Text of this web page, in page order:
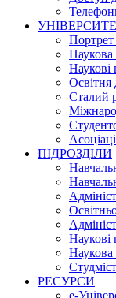
Наукова
Наукові
Освітня
Сталий
ПІДРОЗДІЛИ
Наукові
Наукова
РЕСУРСИ
е-